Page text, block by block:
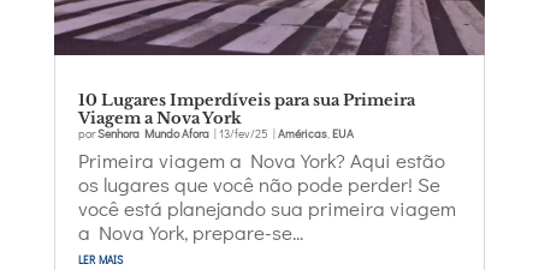
10 Lugares Imperdíveis para sua Primeira
Viagem a Nova York
porSenhora Mundo Afora|13/fev/25 |Américas,EUA
Primeira viagem a Nova York? Aqui estão
os lugares que você não pode perder! Se
você está planejando sua primeira viagem
a Nova York, prepare-se...
ler mais